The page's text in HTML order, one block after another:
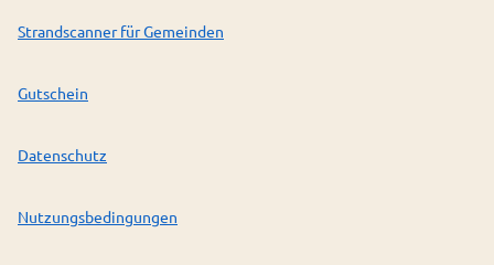
Strandscanner für Gemeinden
Gutschein
Datenschutz
Nutzungsbedingungen